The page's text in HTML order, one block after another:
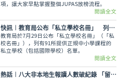
項，讓大家早點掌握整個JUPAS放榜流程。
閱讀全文
快訊︱教育局公布「私立學校名冊」 列91所私校供家長參考
教育局於7月29日公布「私立學校名冊」（「私
校名冊」），列有91所提供正規中小學課程的
私立學校（包括國際學校）名單。
閱讀全文
熱話︱八大非本地生報讀人數破紀錄 「留學香港」吸引力大增